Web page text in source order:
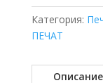
Категория:
ПЕЧАТ
Описание